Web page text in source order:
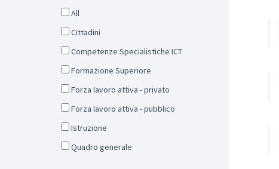
All
Cittadini
Competenze Specialistiche ICT
Formazione Superiore
Forza lavoro attiva - privato
Forza lavoro attiva - pubblico
Istruzione
Quadro generale